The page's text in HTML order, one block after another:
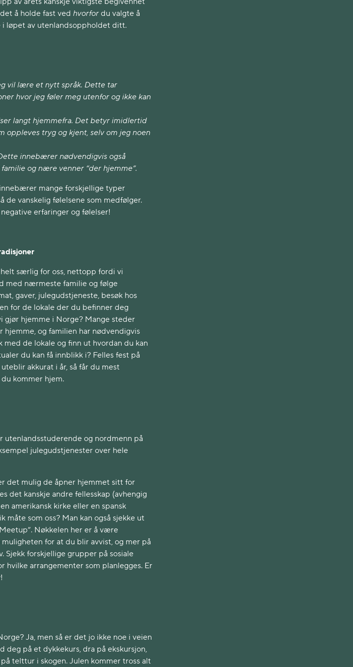
å holde fast ved hvorfor du valgte å
i løpet av utenlandsoppholdet ditt.
vil lære et nytt språk. Dette tar
hvor jeg føler meg utenfor og ikke kan
langt hjemmefra. Det betyr imidlertid
oppleves tryg og kjent, selv om jeg noen
innebærer nødvendigvis også
og nære venner “der hjemme”.
mange forskjellige typer
de vanskelig følelsene som medfølger.
negative erfaringer og følelser!
særlig for oss, nettopp fordi vi
med nærmeste familie og følge
gaver, julegudstjeneste, besøk hos
for de lokale der du befinner deg
gjør hjemme i Norge? Mange steder
hjemme, og familien har nødvendigvis
med de lokale og finn ut hvordan du kan
du kan få innblikk i? Felles fest på
akkurat i år, så får du mest
kommer hjem.
og nordmenn på
julegudstjenester over hele
det mulig de åpner hjemmet sitt for
det kanskje andre fellesskap (avhengig
amerikansk kirke eller en spansk
som oss? Man kan også sjekke ut
Nøkkelen her er å være
for at du blir avvist, og mer på
forskjellige grupper på sosiale
hvilke arrangementer som planlegges. Er
Ja, men så er det jo ikke noe i veien
deg på et dykkekurs, dra på ekskursjon,
telttur i skogen. Julen kommer tross alt